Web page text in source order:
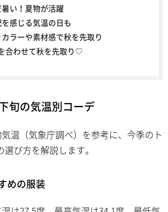
暑い！夏物が活躍
を感じる気温の日も
カラーや素材感で秋を先取り
合わせて秋を先取り♡
旬の気温別コーデ
温（気象庁調べ）を参考に、今季のト
び方を解説します。
めの服装